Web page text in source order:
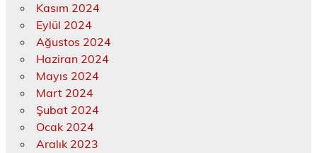
Kasım 2024
Eylül 2024
Ağustos 2024
Haziran 2024
Mayıs 2024
Mart 2024
Şubat 2024
Ocak 2024
Aralık 2023